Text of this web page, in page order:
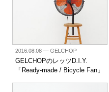
2016.08.08— GELCHOP
GELCHOPのレッツD.I.Y.
「Ready-made / Bicycle Fan」